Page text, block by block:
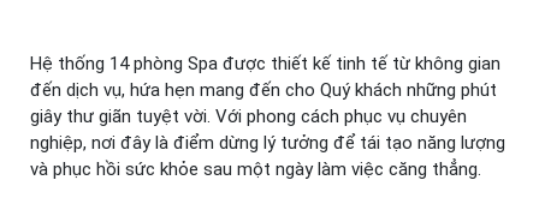
Hệ thống 14 phòng Spa được thiết kế tinh tế từ không gian
đến dịch vụ, hứa hẹn mang đến cho Quý khách những phút
giây thư giãn tuyệt vời. Với phong cách phục vụ chuyên
nghiệp, nơi đây là điểm dừng lý tưởng để tái tạo năng lượng
và phục hồi sức khỏe sau một ngày làm việc căng thẳng.